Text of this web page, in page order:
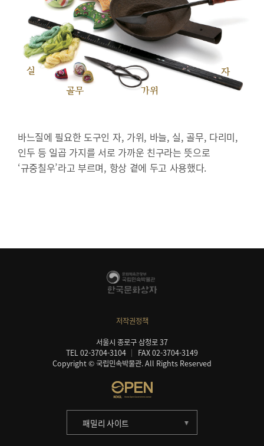
실
골무
가위
자
바느질에 필요한 도구인 자, 가위, 바늘, 실, 골무, 다리미,
인두 등 일곱 가지를 서로 가까운 친구라는 뜻으로
‘규중칠우’라고 부르며, 항상 곁에 두고 사용했다.
저작권정책
서울시 종로구 삼청로 37
TEL 02-3704-3104
FAX 02-3704-3149
Copyright © 국립민속박물관. All Rights Reserved
패밀리 사이트